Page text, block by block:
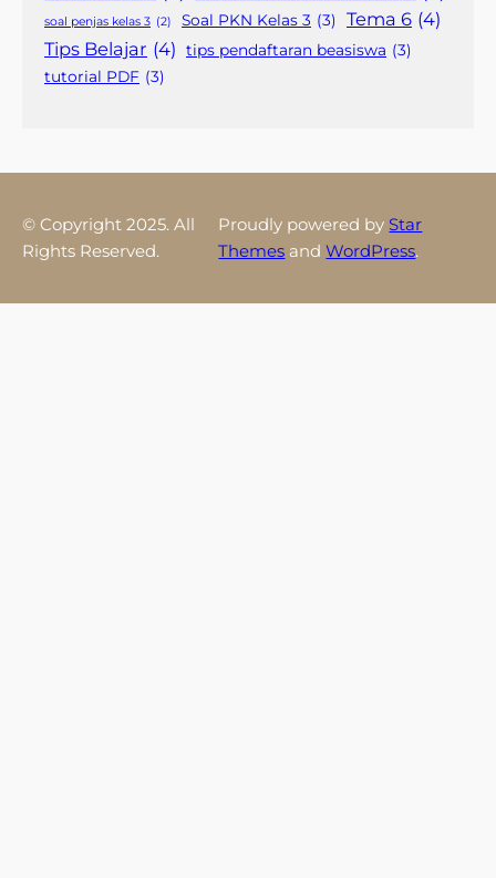
soal penjas kelas 3 (2) Soal PKN Kelas 3 (3) Tema 6 (4)
Tips Belajar (4) tips pendaftaran beasiswa (3)
tutorial PDF (3)
© Copyright 2025. All
Rights Reserved.
Proudly powered by Star
Themes andWordPress.